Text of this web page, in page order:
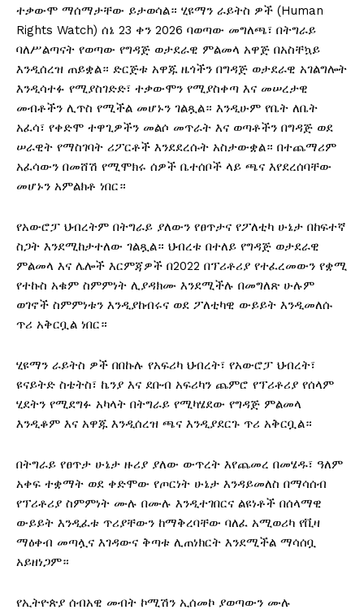
ተቃውሞ ማሰማታቸው ይታወሳል። ሂዩማን ራይትስ ዎች (Human
Rights Watch) ሰኔ 23 ቀን 2026 ባወጣው መግለጫ፣ በትግራይ
ባለሥልጣናት የወጣው የግዳጅ ወታደራዊ ምልመላ አዋጅ በአስቸኳይ
እንዲሰረዝ ጠይቋል። ድርጅቱ አዋጁ ዜጎችን በግዳጅ ወታደራዊ አገልግሎት
እንዲሳተፉ የሚያስገድድ፣ ተቃውሞን የሚያስቀጣ እና መሠረታዊ
መብቶችን ሊጥስ የሚችል መሆኑን ገልጿል። እንዲሁም የቤት ለቤት
አፈሳ፣ የቀድሞ ተዋጊዎችን መልሶ መጥራት እና ወጣቶችን በግዳጅ ወደ
ሠራዊት የማስገባት ሪፖርቶች እንደደረሱት አስታውቋል። በተጨማሪም
አፈሳውን በመሸሽ የሚሞክሩ ሰዎች ቤተሰቦች ላይ ጫና እየደረሰባቸው
መሆኑን አምልክቶ ነበር።
የአውሮፓ ህብረትም በትግራይ ያለውን የፀጥታና የፖለቲካ ሁኔታ በከፍተኛ
ስጋት እንደሚከታተለው ገልጿል። ህብረቱ በተለይ የግዳጅ ወታደራዊ
ምልመላ እና ሌሎች እርምጃዎች በ2022 በፕሪቶሪያ የተፈረመውን የቋሚ
የተኩስ አቁም ስምምነት ሊያዳክሙ እንደሚችሉ በመግለጽ ሁሉም
ወገኖች ስምምነቱን እንዲያከብሩና ወደ ፖለቲካዊ ውይይት እንዲመለሱ
ጥሪ አቅርቧል ነበር።
ሂዩማን ራይትስ ዎች በበኩሉ የአፍሪካ ህብረት፣ የአውሮፓ ህብረት፣
ዩናይትድ ስቴትስ፣ ኬንያ እና ደቡብ አፍሪካን ጨምሮ የፕሪቶሪያ የሰላም
ሂደትን የሚደግፉ አካላት በትግራይ የሚካሄደው የግዳጅ ምልመላ
እንዲቆም እና አዋጁ እንዲሰረዝ ጫና እንዲያደርጉ ጥሪ አቅርቧል።
በትግራይ የፀጥታ ሁኔታ ዙሪያ ያለው ውጥረት እየጨመረ በመሄዱ፣ ዓለም
አቀፍ ተቋማት ወደ ቀድሞው የጦርነት ሁኔታ እንዳይመለስ በማሳሰብ
የፕሪቶሪያ ስምምነት ሙሉ በሙሉ እንዲተገበርና ልዩነቶች በሰላማዊ
ውይይት እንዲፈቱ ጥሪያቸውን ከማቅረባቸው ባለፈ አሚወሪካ የቪዛ
ማዕቀብ መጣሏና እገዳውና ቅጣቱ ሊጠነክርት እንደሚችል ማሳሰቧ
አይዘነጋም።
የኢትዮጵያ ሰብአዊ መብት ኮሚሽን ኢሰመኮ ያወጣውን ሙሉ